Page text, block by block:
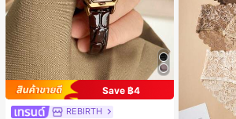
Save ฿4
REBIRTH
#1 ขายดี